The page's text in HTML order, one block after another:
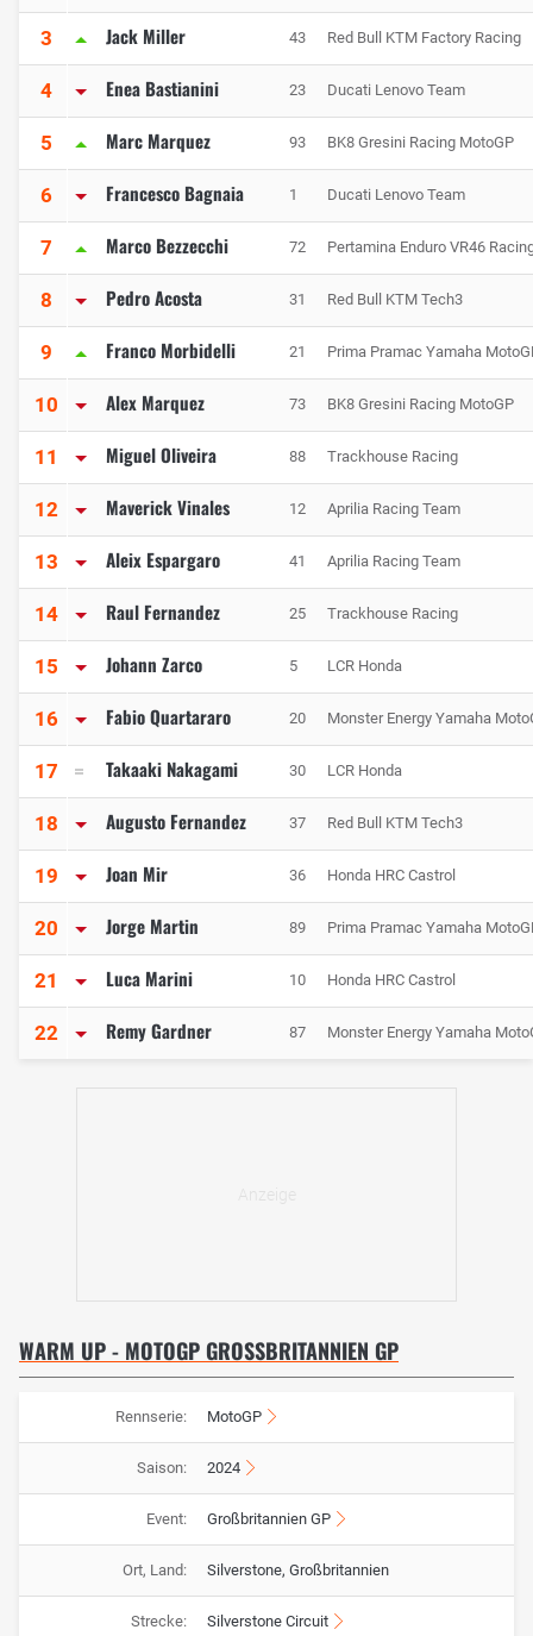
3 Jack Miller 43 Red Bull KTM Factory Racing
4 Enea Bastianini 23 Ducati Lenovo Team
5 Marc Marquez 93 BK8 Gresini Racing MotoGP
6 Francesco Bagnaia 1 Ducati Lenovo Team
7 Marco Bezzecchi 72 Pertamina Enduro VR46
8 Pedro Acosta 31 Red Bull KTM Tech3
9 Franco Morbidelli 21 Prima Pramac Yamaha
10 Alex Marquez 73 BK8 Gresini Racing MotoGP
11 Miguel Oliveira 88 Trackhouse Racing
12 Maverick Vinales 12 Aprilia Racing Team
13 Aleix Espargaro 41 Aprilia Racing Team
14 Raul Fernandez 25 Trackhouse Racing
15 Johann Zarco 5 LCR Honda
16 Fabio Quartararo 20 Monster Energy Yamaha
17 Takaaki Nakagami 30 LCR Honda
18 Augusto Fernandez 37 Red Bull KTM Tech3
19 Joan Mir 36 Honda HRC Castrol
20 Jorge Martin 89 Prima Pramac Yamaha
21 Luca Marini 10 Honda HRC Castrol
22 Remy Gardner 87 Monster Energy Yamaha
WARM UP - MOTOGP GROSSBRITANNIEN GP
Rennserie: MotoGP
Saison: 2024
Event: Großbritannien GP
Ort, Land: Silverstone, Großbritannien
Strecke: Silverstone Circuit